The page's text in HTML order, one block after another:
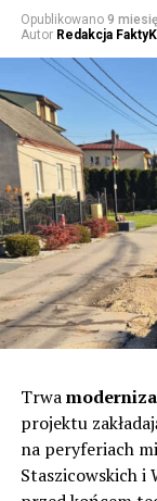
Opublikowano 9
Autor Redakcja
Trwa
projektu
na peryferiach
Staszicowskich i